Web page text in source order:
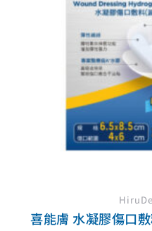
喜能膚 水凝膠傷口